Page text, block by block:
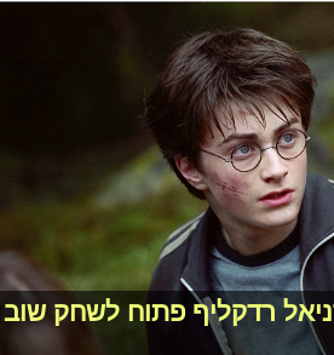
רדקליף פתוח לשחק שוב